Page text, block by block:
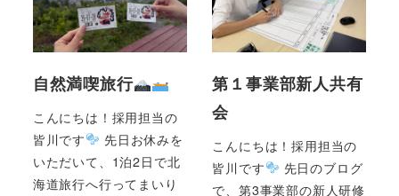
自然満喫旅行
こんにちは！採用担当の
皆川です
先日お休みを
いただいて、1泊2日で北
海道旅行へ行ってまいり
第１事業部新人共有
会
こんにちは！採用担当の
皆川です
先日のブログ
で、第3事業部の新人研修